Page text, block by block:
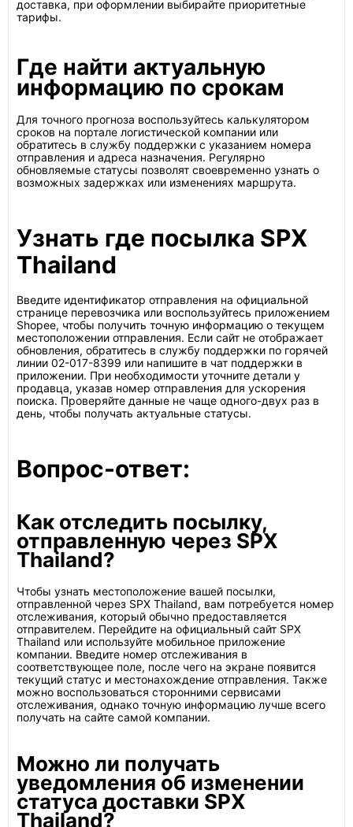
доставка, при оформлении выбирайте приоритетные
тарифы.
Где найти актуальную
информацию по срокам
Для точного прогноза воспользуйтесь калькулятором
сроков на портале логистической компании или
обратитесь в службу поддержки с указанием номера
отправления и адреса назначения. Регулярно
обновляемые статусы позволят своевременно узнать о
возможных задержках или изменениях маршрута.
Узнать где посылка SPX
Thailand
Введите идентификатор отправления на официальной
странице перевозчика или воспользуйтесь приложением
Shopee, чтобы получить точную информацию о текущем
местоположении отправления. Если сайт не отображает
обновления, обратитесь в службу поддержки по горячей
линии 02-017-8399 или напишите в чат поддержки в
приложении. При необходимости уточните детали у
продавца, указав номер отправления для ускорения
поиска. Проверяйте данные не чаще одного-двух раз в
день, чтобы получать актуальные статусы.
Вопрос-ответ:
Как отследить посылку,
отправленную через SPX
Thailand?
Чтобы узнать местоположение вашей посылки,
отправленной через SPX Thailand, вам потребуется номер
отслеживания, который обычно предоставляется
отправителем. Перейдите на официальный сайт SPX
Thailand или используйте мобильное приложение
компании. Введите номер отслеживания в
соответствующее поле, после чего на экране появится
текущий статус и местонахождение отправления. Также
можно воспользоваться сторонними сервисами
отслеживания, однако точную информацию лучше всего
получать на сайте самой компании.
Можно ли получать
уведомления об изменении
статуса доставки SPX
Thailand?